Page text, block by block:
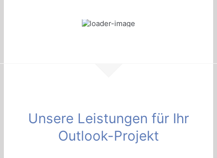
Unsere Leistungen für Ihr
Outlook-Projekt